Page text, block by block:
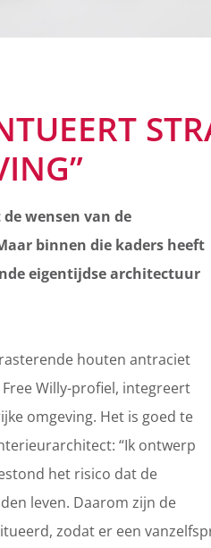
wensen van de
binnen die kaders heeft
eigentijdse architectuur
houten antraciet
Willy-profiel, integreert
omgeving. Het is goed te
“Ik ontwerp
het risico dat de
leven. Daarom zijn de
zodat er een